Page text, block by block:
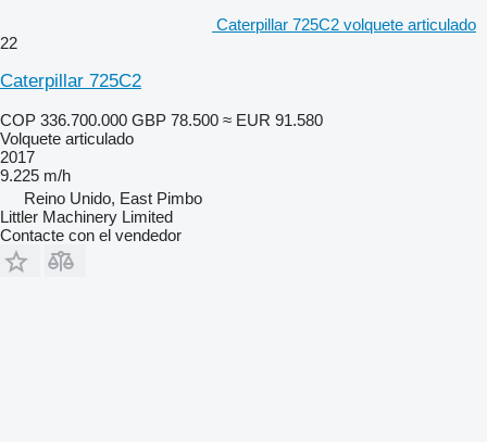
Caterpillar 725C2 volquete articulado
22
Caterpillar 725C2
COP 336.700.000 GBP 78.500 ≈ EUR 91.580
Volquete articulado
2017
9.225 m/h
Reino Unido, East Pimbo
Littler Machinery Limited
Contacte con el vendedor